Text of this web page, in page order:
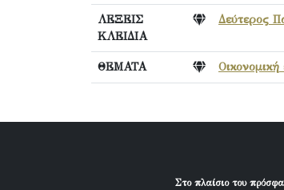
ΛΕΞΕΙΣ
ΚΛΕΙΔΙΑ
Δεύτερος
ΘΕΜΑΤΑ Οικονομική
Στο πλαίσιο του